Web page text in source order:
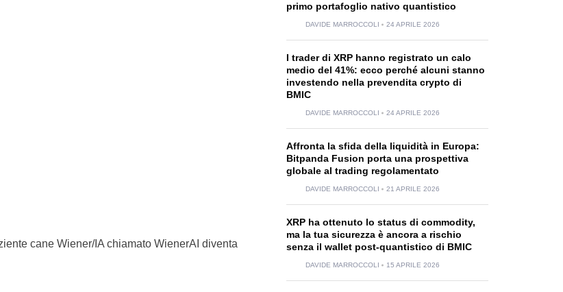
cane Wiener/IA chiamato WienerAI diventa
primo portafoglio nativo quantistico
DAVIDE MARROCCOLI 24 APRILE 2026
I trader di XRP hanno registrato un calo
medio del 41%: ecco perché alcuni stanno
investendo nella prevendita crypto di
BMIC
DAVIDE MARROCCOLI 24 APRILE 2026
Affronta la sfida della liquidità in Europa:
Bitpanda Fusion porta una prospettiva
globale al trading regolamentato
DAVIDE MARROCCOLI 21 APRILE 2026
XRP ha ottenuto lo status di commodity,
ma la tua sicurezza è ancora a rischio
senza il wallet post-quantistico di BMIC
DAVIDE MARROCCOLI 15 APRILE 2026